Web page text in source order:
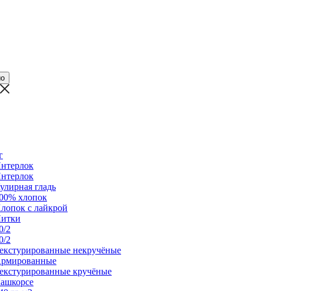
гладь
хлопок
с лайкрой
2
2
некручёные
кручёные